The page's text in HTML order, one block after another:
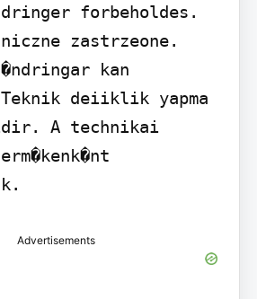
forbeholdes.
zastrzeone.
kan
Teknik deiiklik yapma
A technikai
Advertisements